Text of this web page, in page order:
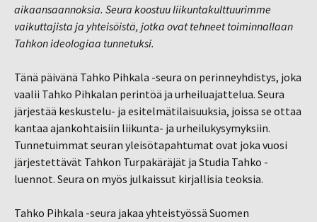
aikaansaannoksia. Seura koostuu liikuntakulttuurimme
vaikuttajista ja yhteisöistä, jotka ovat tehneet toiminnallaan
Tahkon ideologiaa tunnetuksi.
Tänä päivänä Tahko Pihkala -seura on perinneyhdistys, joka
vaalii Tahko Pihkalan perintöä ja urheiluajattelua. Seura
järjestää keskustelu- ja esitelmätilaisuuksia, joissa se ottaa
kantaa ajankohtaisiin liikunta- ja urheilukysymyksiin.
Tunnetuimmat seuran yleisötapahtumat ovat joka vuosi
järjestettävät Tahkon Turpakäräjät ja Studia Tahko -
luennot. Seura on myös julkaissut kirjallisia teoksia.
Tahko Pihkala -seura jakaa yhteistyössä Suomen